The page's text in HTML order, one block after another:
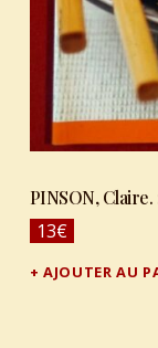
PINSON,
13€
AJOUTER AU